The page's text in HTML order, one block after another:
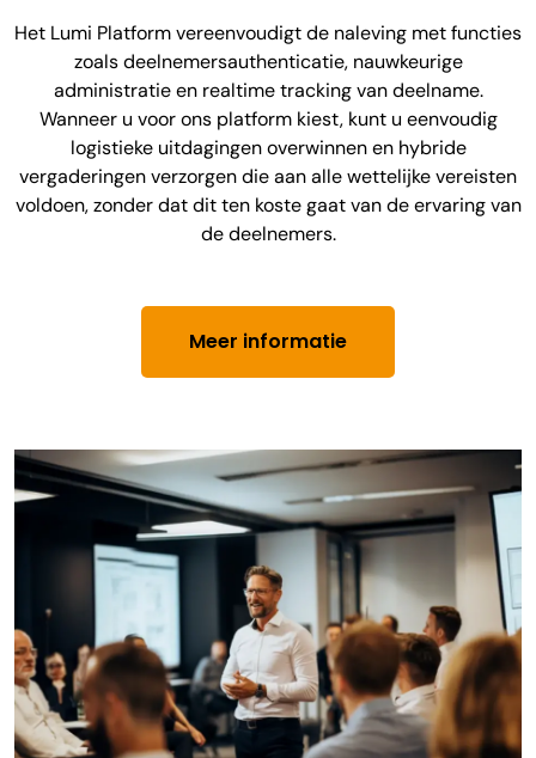
Het Lumi Platform vereenvoudigt de naleving met functies
zoals deelnemersauthenticatie, nauwkeurige
administratie en realtime tracking van deelname.
Wanneer u voor ons platform kiest, kunt u eenvoudig
logistieke uitdagingen overwinnen en hybride
vergaderingen verzorgen die aan alle wettelijke vereisten
voldoen, zonder dat dit ten koste gaat van de ervaring van
de deelnemers.
Meer informatie